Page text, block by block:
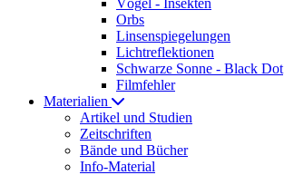
Vögel - Insekten
Orbs
Linsenspiegelungen
Lichtreflektionen
Schwarze Sonne - Black Dot
Filmfehler
Materialien
Artikel und Studien
Zeitschriften
Bände und Bücher
Info-Material